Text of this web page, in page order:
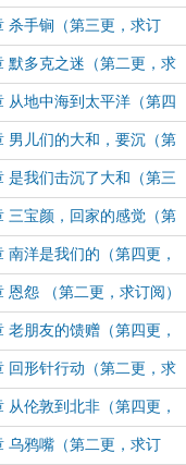
阅）
杀手锏（第三更，求订
默多克之迷（第二更，求
从地中海到太平洋（第四
阅）
男儿们的大和，要沉（第
订阅）
是我们击沉了大和（第三
阅）
三宝颜，回家的感觉（第
订阅）
南洋是我们的（第四更，
恩怨 （第二更，求订阅）
老朋友的馈赠（第四更，
回形针行动（第二更，求
从伦敦到北非（第四更，
乌鸦嘴（第二更，求订